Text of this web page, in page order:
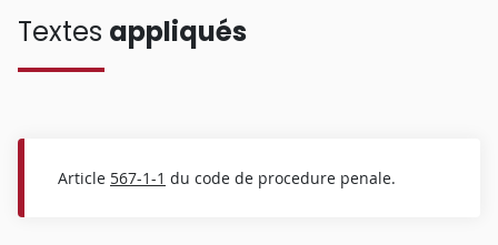
Textes appliqués
Article 567-1-1 du code de procedure penale.